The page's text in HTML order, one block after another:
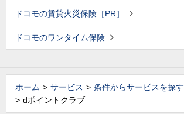
ドコモの賃貸火災保険［PR］
ドコモのワンタイム保険
ホーム サービス
条件からサービスを探す
dポイントクラブ